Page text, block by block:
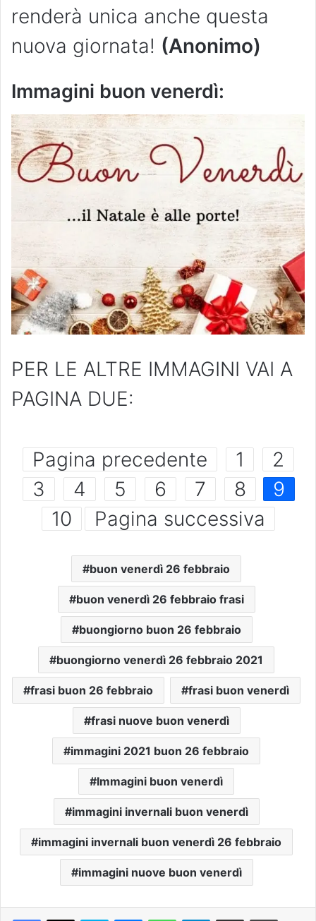
renderà unica anche questa
nuova giornata! (Anonimo)
Immagini buon venerdì:
PER LE ALTRE IMMAGINI VAI A
PAGINA DUE:
Pagina precedente 1
2
3
4 5 6 7 8
9
10
Pagina successiva
buon venerdì 26 febbraio
buon venerdì 26 febbraio frasi
buongiorno buon 26 febbraio
buongiorno venerdì 26 febbraio 2021
frasi buon 26 febbraio frasi buon venerdì
frasi nuove buon venerdì
immagini 2021 buon 26 febbraio
Immagini buon venerdì
immagini invernali buon venerdì
immagini invernali buon venerdì 26 febbraio
immagini nuove buon venerdì